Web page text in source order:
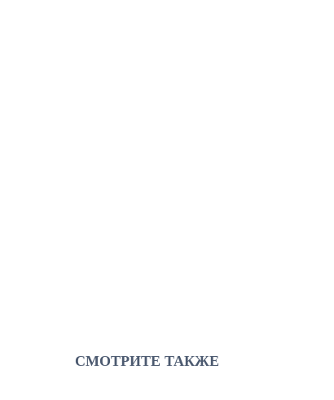
СМОТРИТЕ ТАКЖЕ